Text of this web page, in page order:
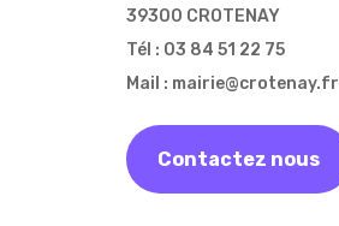
39300 CROTENAY
Tél : 03 84 51 22 75
Mail : mairie@crotenay.fr
Contactez nous